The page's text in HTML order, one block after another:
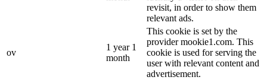
revisit, in order to show them
relevant ads.
ov
1 year 1
month
This cookie is set by the
provider mookie1.com. This
cookie is used for serving the
user with relevant content and
advertisement.